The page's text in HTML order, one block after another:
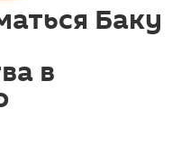
Баку
в